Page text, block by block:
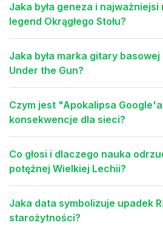
Jaka była geneza i
legend Okrągłego Stołu?
Jaka była marka gitary
Under the Gun?
Czym jest "Apokalipsa
konsekwencje dla sieci?
Co głosi i dlaczego nauka
potężnej Wielkiej Lechii?
Jaka data symbolizuje upadek
starożytności?